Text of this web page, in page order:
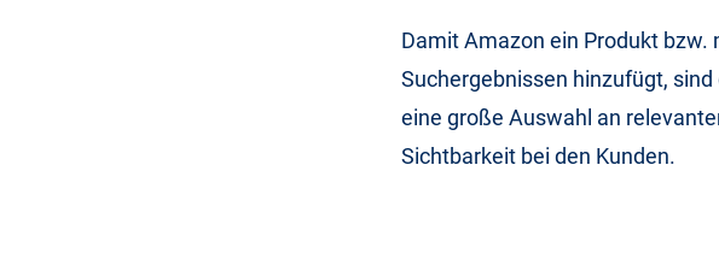
Damit Amazon ein Produkt
Suchergebnissen hinzufügt,
eine große Auswahl an
Sichtbarkeit bei den Kunden.